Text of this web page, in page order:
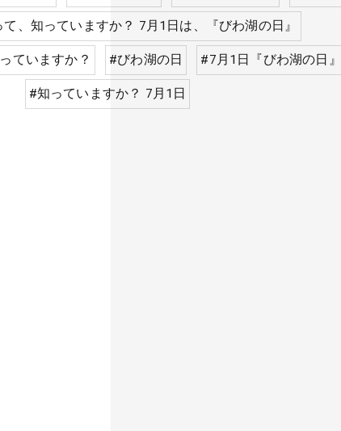
、知っていますか？ 7月1日は、『びわ湖の日』
ていますか？ #びわ湖の日 #7月1日『びわ湖の日』
#知っていますか？ 7月1日